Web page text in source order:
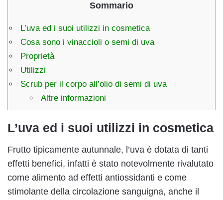
Sommario
L’uva ed i suoi utilizzi in cosmetica
Cosa sono i vinaccioli o semi di uva
Proprietà
Utilizzi
Scrub per il corpo all’olio di semi di uva
Altre informazioni
L’uva ed i suoi utilizzi in cosmetica
Frutto tipicamente autunnale, l’uva è dotata di tanti
effetti benefici, infatti è stato notevolmente rivalutato
come alimento ad effetti antiossidanti e come
stimolante della circolazione sanguigna, anche il